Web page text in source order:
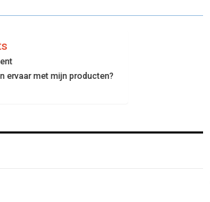
R
O
E
O
R
T R
K R
I
ervaar met mijn producten?